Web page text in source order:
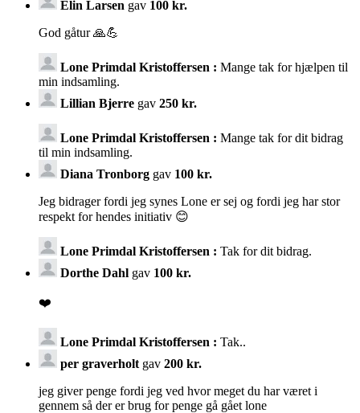
Elin Larsen gav 100 kr.
God gåtur 🙏💪
Lone Primdal Kristoffersen : Mange tak for hjælpen til
min indsamling.
Lillian Bjerre gav 250 kr.
Lone Primdal Kristoffersen : Mange tak for dit bidrag
til min indsamling.
Diana Tronborg gav 100 kr.
Jeg bidrager fordi jeg synes Lone er sej og fordi jeg har stor
respekt for hendes initiativ 😊
Lone Primdal Kristoffersen : Tak for dit bidrag.
Dorthe Dahl gav 100 kr.
❤️
Lone Primdal Kristoffersen : Tak..
per graverholt gav 200 kr.
jeg giver penge fordi jeg ved hvor meget du har været i
gennem så der er brug for penge gå gået lone